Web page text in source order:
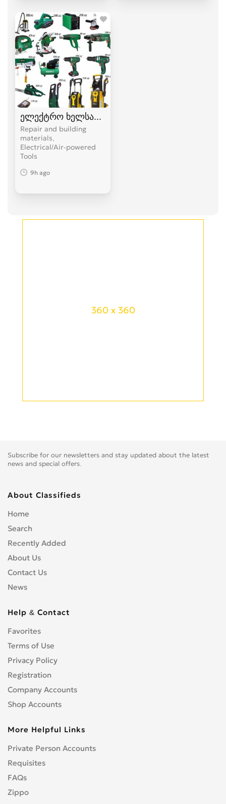
ელექტრო ხელსაწყოები
Repair and building
materials,
Electrical/Air-powered
Tools
9h ago
360 x 360
Subscribe for our newsletters and stay updated about the latest
news and special offers.
About Classifieds
Home
Search
Recently Added
About Us
Contact Us
News
Help & Contact
Favorites
Terms of Use
Privacy Policy
Registration
Company Accounts
Shop Accounts
More Helpful Links
Private Person Accounts
Requisites
FAQs
Zippo